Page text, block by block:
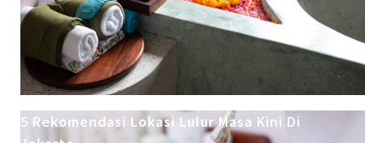
5 Rekomendasi Lokasi Lulur Masa Kini Di